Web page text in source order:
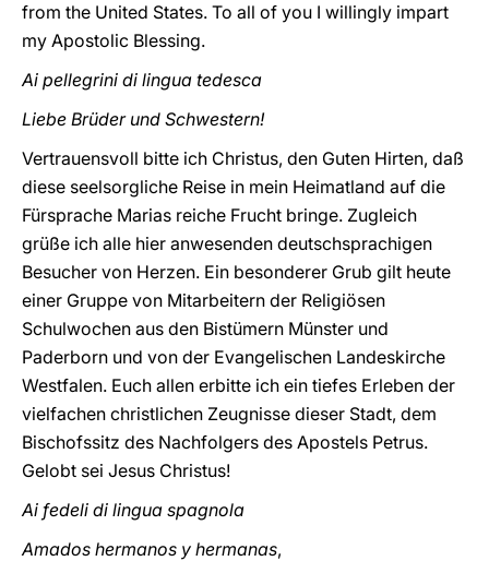
from the United States. To all of you I willingly impart
my Apostolic Blessing.
Ai pellegrini di lingua tedesca
Liebe Brüder und Schwestern!
Vertrauensvoll bitte ich Christus, den Guten Hirten, daß
diese seelsorgliche Reise in mein Heimatland auf die
Fürsprache Marias reiche Frucht bringe. Zugleich
grüße ich alle hier anwesenden deutschsprachigen
Besucher von Herzen. Ein besonderer Grub gilt heute
einer Gruppe von Mitarbeitern der Religiösen
Schulwochen aus den Bistümern Münster und
Paderborn und von der Evangelischen Landeskirche
Westfalen. Euch allen erbitte ich ein tiefes Erleben der
vielfachen christlichen Zeugnisse dieser Stadt, dem
Bischofssitz des Nachfolgers des Apostels Petrus.
Gelobt sei Jesus Christus!
Ai fedeli di lingua spagnola
Amados hermanos y hermanas,